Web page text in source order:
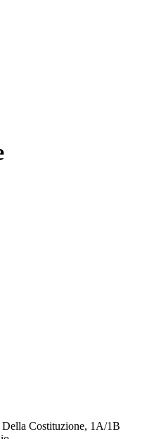
Costituzione, 1A/1B